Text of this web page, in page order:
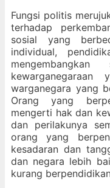
Fungsi politis
terhadap
sosial yang
individual,
warganegara yang
Orang yang
mengerti hak dan
dan perilakunya
orang yang
kesadaran dan
dan negara lebih
kurang